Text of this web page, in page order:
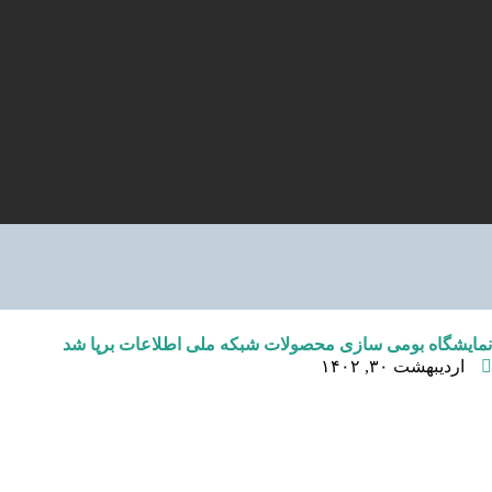
نمایشگاه بومی سازی محصولات شبکه ملی اطلاعات برپا شد
اردیبهشت ۳۰, ۱۴۰۲